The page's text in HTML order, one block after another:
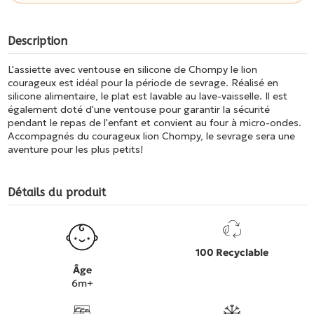
Description
L'assiette avec ventouse en silicone de Chompy le lion
courageux est idéal pour la période de sevrage. Réalisé en
silicone alimentaire, le plat est lavable au lave-vaisselle. Il est
également doté d'une ventouse pour garantir la sécurité
pendant le repas de l'enfant et convient au four à micro-ondes.
Accompagnés du courageux lion Chompy, le sevrage sera une
aventure pour les plus petits!
Détails du produit
Âge
6m+
100 Recyclable